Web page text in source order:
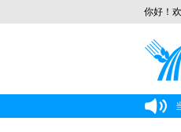
你好！